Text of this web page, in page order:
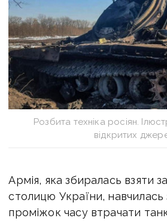
Розбита техніка росіян.
відкритих
Армія, яка збиралась взяти
столицю України,
проміжок часу втрачати